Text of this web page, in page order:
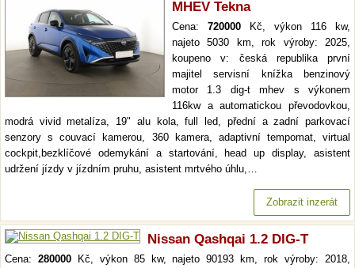
MHEV Tekna
Cena: 720000 Kč, výkon 116 kw,
najeto 5030 km, rok výroby: 2025,
koupeno v: česká republika první
majitel servisní knížka benzinový
motor 1.3 dig-t mhev s výkonem
116kw a automatickou převodovkou,
modrá vivid metalíza, 19" alu kola, full led, přední a zadní parkovací
senzory s couvací kamerou, 360 kamera, adaptivní tempomat, virtual
cockpit,bezklíčové odemykání a startování, head up display, asistent
udržení jízdy v jízdním pruhu, asistent mrtvého úhlu,…
Zobrazit inzerát
Nissan Qashqai 1.2 DIG-T
Cena: 280000Kč, výkon 85 kw, najeto 90193 km, rok výroby: 2018,